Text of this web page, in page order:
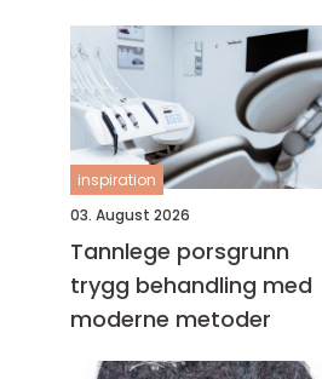
inspiration
03. August 2026
Tannlege porsgrunn
trygg behandling med
moderne metoder